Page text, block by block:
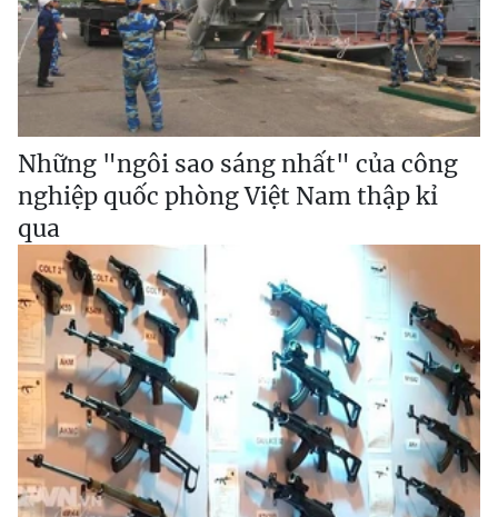
Những "ngôi sao sáng nhất" của công
nghiệp quốc phòng Việt Nam thập kỉ
qua